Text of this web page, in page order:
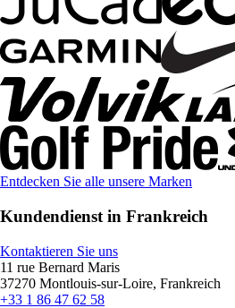
Entdecken Sie alle unsere Marken
Kundendienst in Frankreich
Kontaktieren Sie uns
11 rue Bernard Maris
37270 Montlouis-sur-Loire, Frankreich
+33 1 86 47 62 58